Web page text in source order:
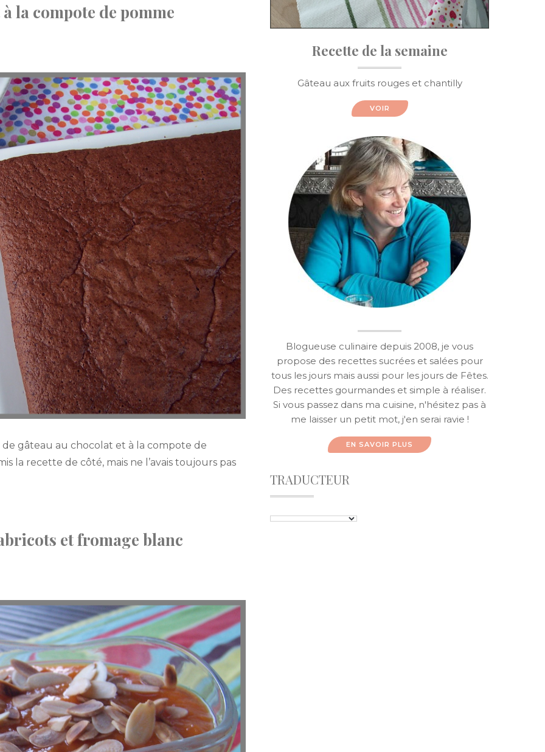
la compote de pomme
de gâteau au chocolat et à la compote de
la recette de côté, mais ne l’avais toujours pas
et fromage blanc
Recette de la semaine
Gâteau aux fruits rouges et chantilly
VOIR
Blogueuse culinaire depuis 2008, je vous
propose des recettes sucrées et salées pour
tous les jours mais aussi pour les jours de Fêtes.
Des recettes gourmandes et simple à réaliser.
Si vous passez dans ma cuisine, n'hésitez pas à
me laisser un petit mot, j'en serai ravie !
EN SAVOIR PLUS
TRADUCTEUR